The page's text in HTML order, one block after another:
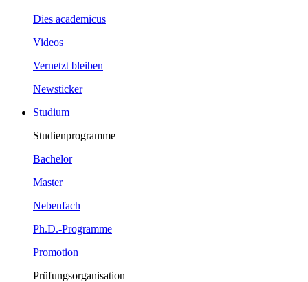
Dies academicus
Videos
Vernetzt bleiben
Newsticker
Studium
Studienprogramme
Bachelor
Master
Nebenfach
Ph.D.-Programme
Promotion
Prüfungsorganisation